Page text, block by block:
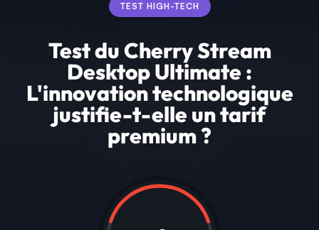
TEST HIGH-TECH
Test du Cherry Stream
Desktop Ultimate :
L'innovation technologique
justifie-t-elle un tarif
premium ?